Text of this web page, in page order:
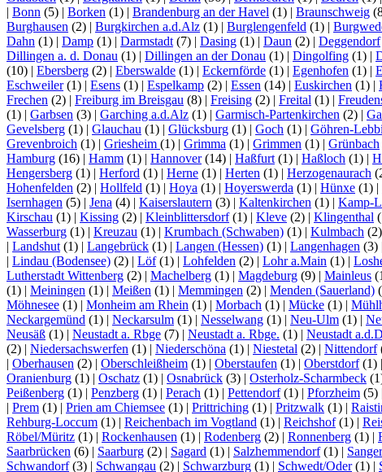
| Bonn (5) | Borken (1) | Brandenburg an der Havel (1) | Braunschweig
Burghausen (2) | Burgkirchen a.d.Alz (1) | Burglengenfeld (1) |
Dahn (1) | Damp (1) | Darmstadt (7) | Dasing (1) | Daun (2) | Deggendorf
Dillingen a. d. Donau (1) | Dillingen an der Donau (1) | Dingolfing (1) |
(10) | Ebersberg (2) | Eberswalde (1) | Eckernförde (1) | Egenhofen (1) |
Eschweiler(1) | Esens (1) | Espelkamp (2) | Essen (14) | Euskirchen (1) |
Frechen (2) | Freiburg im Breisgau (8) | Freising (2) | Freital (1) |
(1) | Garbsen (3) | Garching a.d.Alz (1) | Garmisch-Partenkirchen (2) |
Gevelsberg (1) | Glauchau (1) | Glücksburg (1) | Goch (1) | Göhren-
Grevenbroich (1) | Griesheim (1) | Grimma (1) | Grimmen (1) | Grünbach
Hamburg (16) | Hamm (1) | Hannover(14) | Haßfurt (1) | Haßloch (1) |
Hengersberg (1) | Herford (1) | Herne (1) | Herten (1) | Herzogenaurach
Hohenfelden (2) | Hollfeld (1) | Hoya (1) | Hoyerswerda (1) | Hünxe (1) |
Isernhagen (5) | Jena (4) | Kaiserslautern (3) | Kaltenkirchen (1) | Kamp-
Kirschau (1) | Kissing (2) | Kleinblittersdorf(1) | Kleve (2) | Klingenthal
Wasserburg (1) | Kreuzau (1) | Krumbach (Schwaben) (1) | Kulmbach (2)
| Landshut (1) | Langebrück (1) | Langen (Hessen) (1) | Langenhagen (3)
| Lindau (Bodensee) (2) | Löf(1) | Lohfelden (2) | Lohr a.Main (1) |
Lutherstadt Wittenberg (2) | Machelberg (1) | Magdeburg (9) | Mainleus
(1) | Meiningen (1) | Meißen (1) | Memmingen (2) | Menden (Sauerland)
Möhnesee (1) | Monheim am Rhein (1) | Morbach (1) | Mücke (1) |
Neckargemünd (1) | Neckarsulm (1) | Nesselwang (1) | Neu-Ulm (1) |
Neusäß (1) | Neustadt a. Rbge (7) | Neustadt a. Rbge. (1) | Neustadt
(2) | Niedersachswerfen (1) | Niederschöna (1) | Niestetal (2) | Nittendorf
| Oberhausen (2) | Oberschleißheim (1) | Oberstaufen (1) | Oberstdorf(1) |
Oranienburg (1) | Oschatz (1) | Osnabrück (3) | Osterholz-Scharmbeck
Peißenberg (1) | Penzberg (1) | Perach (1) | Pettendorf(1) | Pforzheim (5)
| Prem (1) | Prien am Chiemsee (1) | Prittriching (1) | Pritzwalk (1) |
Rehburg-Loccum (1) | Reichenbach im Vogtland (1) | Reichshof(1) |
Röbel/Müritz (1) | Rockenhausen (1) | Rodenberg (2) | Ronnenberg (1) |
Saarbrücken (6) | Saarburg (2) | Sagard (1) | Salzhemmendorf(1) |
Schwandorf(3) | Schwangau (2) | Schwarzburg (1) | Schwedt/Oder(1) |